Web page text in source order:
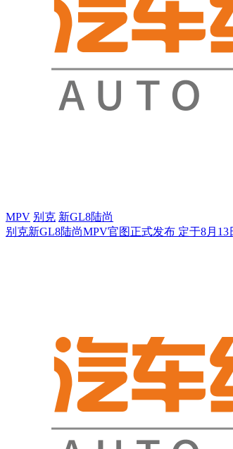
MPV 别克 新GL8陆尚
别克新GL8陆尚MPV官图正式发布 定于8月13